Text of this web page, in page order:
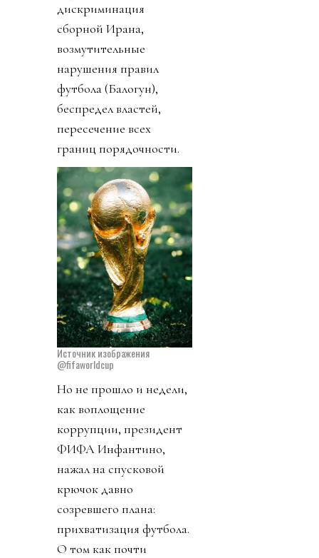
дискриминация
сборной Ирана,
возмутительные
нарушения правил
футбола (Балогун),
беспредел властей,
пересечение всех
границ порядочности.
Источник изображения
@fifaworldcup
Но не прошло и недели,
как воплощение
коррупции, президент
ФИФА Инфантино,
нажал на спусковой
крючок давно
созревшего плана:
прихватизация футбола.
О том как почти